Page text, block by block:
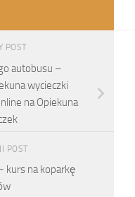
POST
autobusu –
wycieczki
na Opiekuna
POST
kurs na koparkę